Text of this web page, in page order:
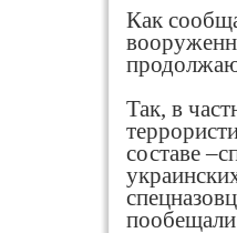
Как
Так, в
составе
пообещали